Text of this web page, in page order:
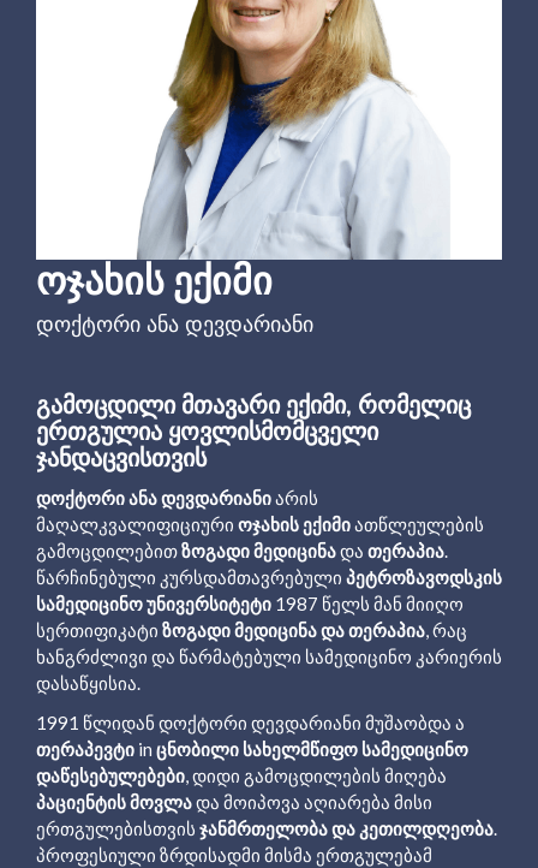
ᲝᲯᲐᲮᲘᲡ ᲔᲥᲘᲛᲘ
დოქტორი ანა დევდარიანი
ᲒᲐᲛᲝᲪᲓᲘᲚᲘ ᲛᲗᲐᲕᲐᲠᲘ ᲔᲥᲘᲛᲘ, ᲠᲝᲛᲔᲚᲘᲪ
ᲔᲠᲗᲒᲣᲚᲘᲐ ᲧᲝᲕᲚᲘᲡᲛᲝᲛᲪᲕᲔᲚᲘ
ᲯᲐᲜᲓᲐᲪᲕᲘᲡᲗᲕᲘᲡ
დოქტორი ანა დევდარიანიარის
მაღალკვალიფიციური ოჯახის ექიმიათწლეულების
გამოცდილებითზოგადი მედიცინადა თერაპია.
წარჩინებული კურსდამთავრებული პეტროზავოდსკის
სამედიცინო უნივერსიტეტი 1987 წელს მან მიიღო
სერთიფიკატი ზოგადი მედიცინა და თერაპია, რაც
ხანგრძლივი და წარმატებული სამედიცინო კარიერის
დასაწყისია.
1991 წლიდან დოქტორი დევდარიანი მუშაობდა ა
თერაპევტი in ცნობილი სახელმწიფო სამედიცინო
დაწესებულებები, დიდი გამოცდილების მიღება
პაციენტის მოვლადა მოიპოვა აღიარება მისი
ერთგულებისთვის ჯანმრთელობა და კეთილდღეობა.
პროფესიული ზრდისადმი მისმა ერთგულებამ